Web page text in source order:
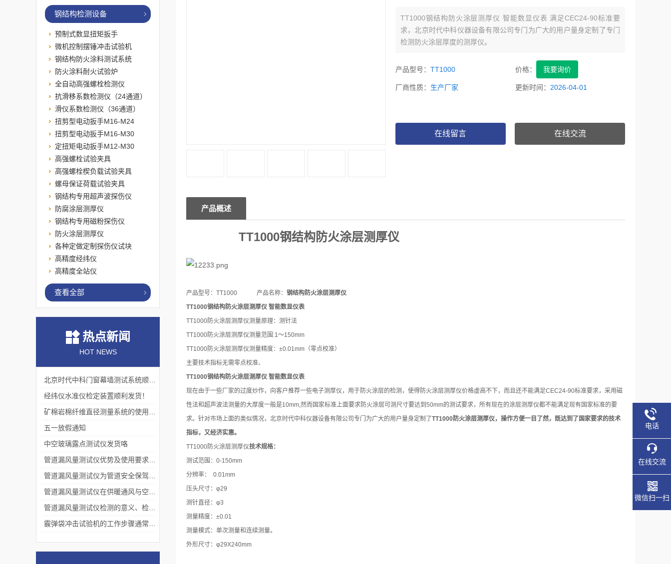
TT1000钢结构防火涂层测厚仪 智能数显仪表 满足CEC24-90标准要
求，北京时代中科仪器设备有限公司专门为广大的用户量身定制了专门
检测防火涂层厚度的测厚仪。
产品型号： TT1000 价格： 我要询价
厂商性质： 生产厂家 更新时间： 2026-04-01
在线留言 在线交流
产品概述
TT1000钢结构防火涂层测厚仪
产品型号：TT1000 产品名称： 钢结构防火涂层测厚仪
TT1000钢结构防火涂层测厚仪 智能数显仪表
TT1000防火涂层测厚仪测量原理：测针法
TT1000防火涂层测厚仪测量范围:1～150mm
TT1000防火涂层测厚仪测量精度：±0.01mm（零点校准）
主要技术指标无需零点校准、
TT1000钢结构防火涂层测厚仪 智能数显仪表
现在由于一些厂家的过度炒作，向客户推荐一些电子测厚仪，用于防火涂层的检测，使得防火涂层测厚仪价格虚高不下，而且还不能满足CEC24-90标准要求，采用磁
性法和超声波法测量的大厚度一般是10mm,然而国家标准上面要求防火涂层可测尺寸要达到50mm的测试要求，所有现在的涂层测厚仪都不能满足现有国家标准的要
求。针对市场上面的类似情况，北京时代中科仪器设备有限公司专门为广大的用户量身定制了TT1000防火涂层测厚仪，操作方便一目了然，既达到了国家要求的技术
指标，又经济实惠。
TT1000防火涂层测厚仪技术规格：
测试范围：0-150mm
分辨率： 0.01mm
压头尺寸：φ29
测针直径：φ3
测量精度：±0.01
测量模式：单次测量和连续测量。
外形尺寸：φ29X240mm
钢结构检测设备
预制式数显扭矩扳手
微机控制摆锤冲击试验机
钢结构防火涂料测试系统
防火涂料耐火试验炉
全自动高强螺栓检测仪
抗滑移系数检测仪（24通道）
滑仪系数检测仪（36通道）
扭剪型电动扳手M16-M24
扭剪型电动扳手M16-M30
定扭矩电动扳手M12-M30
高强螺栓试验夹具
高强螺栓楔负载试验夹具
螺母保证荷载试验夹具
钢结构专用超声波探伤仪
防腐涂层测厚仪
钢结构专用磁粉探伤仪
防火涂层测厚仪
各种定做定制探伤仪试块
高精度经纬仪
高精度全站仪
查看全部
热点新闻
HOT NEWS
经纬仪水准仪检定装置顺利发货！
五一放假通知
中空玻璃露点测试仪发货咯
电话
在线交流
微信扫一扫